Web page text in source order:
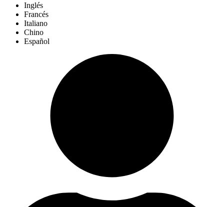
Inglés
Francés
Italiano
Chino
Español